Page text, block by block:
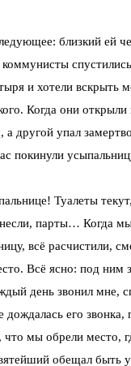
близкий ей
коммунисты
и хотели вскрыть
Когда они открыли
а другой упал
покинули
Туалеты
парты… Когда
всё расчистили,
Всё ясно: под ним
день звонил мне,
дождалась его звонка,
мы обрели место,
обещал быть у